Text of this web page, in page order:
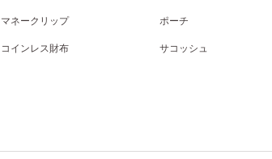
マネークリップ
コインレス財布
ポーチ
サコッシュ